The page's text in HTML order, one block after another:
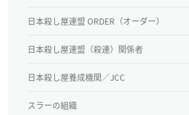
日本殺し屋連盟 ORDER（オーダー）
日本殺し屋連盟（殺連）関係者
日本殺し屋養成機関／JCC
スラーの組織